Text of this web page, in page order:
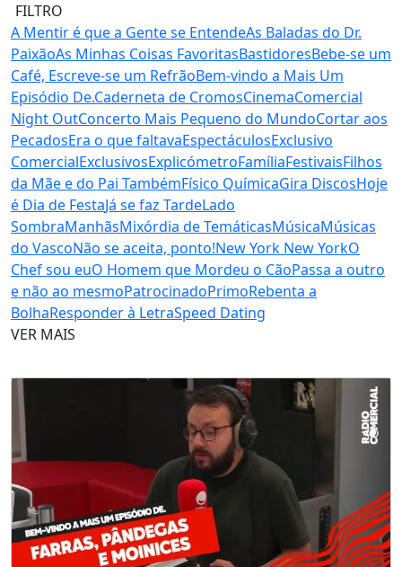
FILTRO
A Mentir é que a Gente se EntendeAs Baladas do Dr.
PaixãoAs Minhas Coisas FavoritasBastidoresBebe-se um
Café, Escreve-se um RefrãoBem-vindo a Mais Um
Episódio De.Caderneta de CromosCinemaComercial
Night OutConcerto Mais Pequeno do MundoCortar aos
PecadosEra o que faltavaEspectáculosExclusivo
ComercialExclusivosExplicómetroFamíliaFestivaisFilhos
da Mãe e do Pai TambémFísico QuímicaGira DiscosHoje
é Dia de FestaJá se faz TardeLado
SombraManhãsMixórdia de TemáticasMúsicaMúsicas
do VascoNão se aceita, ponto!New York New YorkO
Chef sou euO Homem que Mordeu o CãoPassa a outro
e não ao mesmoPatrocinadoPrimoRebenta a
BolhaResponder à LetraSpeed Dating
VER MAIS